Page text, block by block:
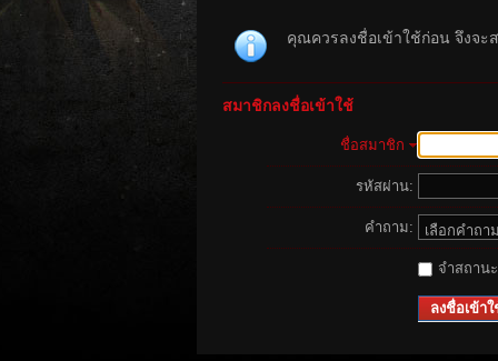
คุณควรลงชื่อเข้าใช้ก่อน จึงจะ
สมาชิกลงชื่อเข้าใช้
ชื่อสมาชิก
รหัสผ่าน:
คำถาม:
จำสถาน
ลงชื่อเข้าใ